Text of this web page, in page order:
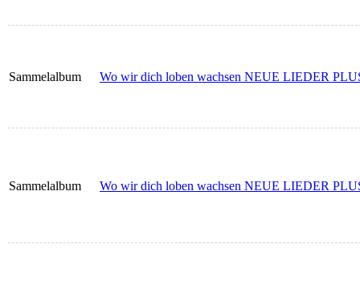
Sammelalbum Wo wir dich loben wachsen NEUE LIEDER
Sammelalbum Wo wir dich loben wachsen NEUE LIEDER